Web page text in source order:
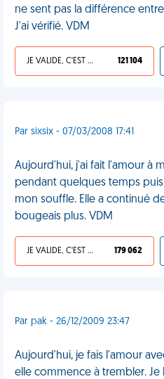
ne sent pas la différence
J'ai vérifié. VDM
JE VALIDE, C'EST UNE VDM 121 104
Par sixsix - 07/03/2008 17:41
Aujourd'hui, j'ai fait l'amour à
pendant quelques temps
mon souffle. Elle a continué
bougeais plus. VDM
JE VALIDE, C'EST UNE VDM 179 062
Par pak - 26/12/2009 23:47
Aujourd'hui, je fais l'amour
elle commence à trembler.